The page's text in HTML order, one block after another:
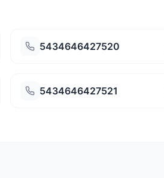
5434646427520
5434646427521